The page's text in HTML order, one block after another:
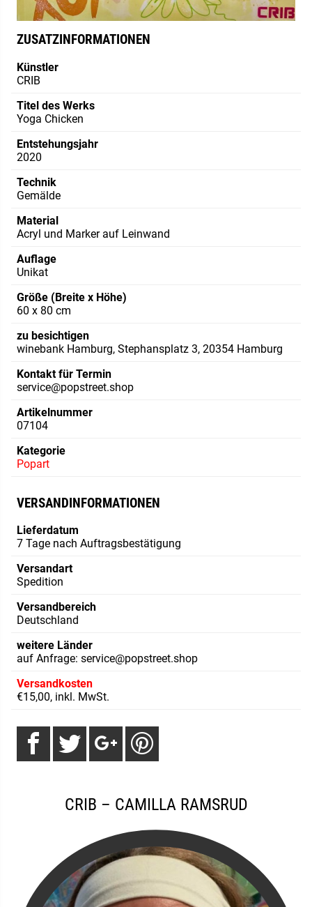
ZUSATZINFORMATIONEN
Künstler
CRIB
Titel des Werks
Yoga Chicken
Entstehungsjahr
2020
Technik
Gemälde
Material
Acryl und Marker auf Leinwand
Auflage
Unikat
Größe (Breite x Höhe)
60 x 80 cm
zu besichtigen
winebank Hamburg, Stephansplatz 3, 20354 Hamburg
Kontakt für Termin
service@popstreet.shop
Artikelnummer
07104
Kategorie
Popart
VERSANDINFORMATIONEN
Lieferdatum
7 Tage nach Auftragsbestätigung
Versandart
Spedition
Versandbereich
Deutschland
weitere Länder
auf Anfrage: service@popstreet.shop
Versandkosten
€15,00, inkl. MwSt.
CRIB – CAMILLA RAMSRUD